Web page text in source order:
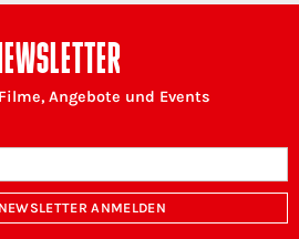
Angebote und Events
ANMELDEN